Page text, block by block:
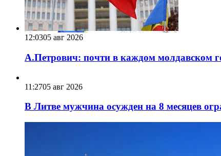
12:0305 авг 2026
А.Петрович: почти в каждом молдавском
11:2705 авг 2026
В Литве мужчина осужден на 8 месяцев